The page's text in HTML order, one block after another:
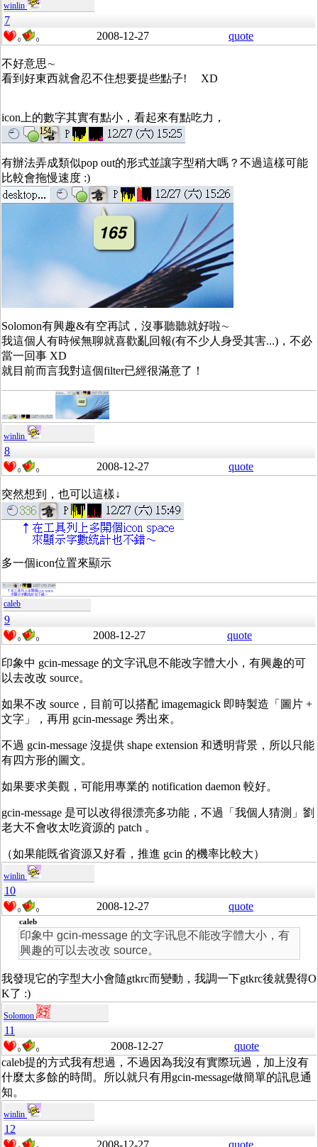
winlin
7
0 0 2008-12-27 quote
不好意思∼
看到好東西就會忍不住想要提些點子! XD
icon上的數字其實有點小，看起來有點吃力，
有辦法弄成類似pop out的形式並讓字型稍大嗎？不過這樣可能
比較會拖慢速度 :)
Solomon有興趣&有空再試，沒事聽聽就好啦∼
我這個人有時候無聊就喜歡亂回報(有不少人身受其害...)，不必
當一回事 XD
就目前而言我對這個filter已經很滿意了！
winlin
8
0 0 2008-12-27 quote
突然想到，也可以這樣↓
多一個icon位置來顯示
caleb
9
0 0 2008-12-27 quote
印象中 gcin-message 的文字讯息不能改字體大小，有興趣的可
以去改改 source。
如果不改 source，目前可以搭配 imagemagick 即時製造「圖片 +
文字」，再用 gcin-message 秀出來。
不過 gcin-message 沒提供 shape extension 和透明背景，所以只能
有四方形的圖文。
如果要求美觀，可能用專業的 notification daemon 較好。
gcin-message 是可以改得很漂亮多功能，不過「我個人猜測」劉
老大不會收太吃資源的 patch 。
（如果能既省資源又好看，推進 gcin 的機率比較大）
winlin
10
0 0 2008-12-27 quote
caleb
印象中 gcin-message 的文字讯息不能改字體大小，有
興趣的可以去改改 source。
我發現它的字型大小會隨gtkrc而變動，我調一下gtkrc後就覺得O
K了 :)
Solomon
11
0 0 2008-12-27
quote
caleb提的方式我有想過，不過因為我沒有實際玩過，加上沒有
什麼太多餘的時間。所以就只有用gcin-message做簡單的訊息通
知。
winlin
12